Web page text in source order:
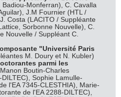
de personnaliser le contenu
fonctionnalités relatives aux
notre trafic. Nous
informations sur l'utilisation de
de médias sociaux, de
combiner celles-ci avec
leur avez fournies ou qu'ils
Monferran), C. Cavalla
J.M Fournier (HTL /
Costa (LACITO / Suppléante
Sorbonne Nouvelle), C.
Nouvelle / Suppléant C.
"Université Paris
M. Doury et N. Kubler)
parmi les
Manon Boutin-Charles
Sophie Lamulle-
l'EA 7345-CLESTHIA), Marie-
de l'EA 2288-DILTEC),